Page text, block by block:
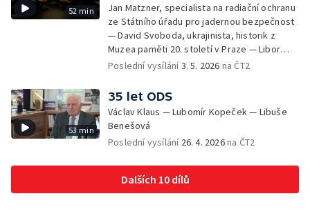
52 min
Jan Matzner, specialista na radiační ochranu
ze Státního úřadu pro jadernou bezpečnost
— David Svoboda, ukrajinista, historik z
Muzea paměti 20. století v Praze — Libor
Svoboda, historik z Ústavu pro studium
Poslední vysílání3. 5. 2026 na ČT2
53 min
35 let ODS
Václav Klaus — Lubomír Kopeček — Libuše
Benešová
Poslední vysílání 26. 4. 2026na ČT2
Dalších 10 dílů